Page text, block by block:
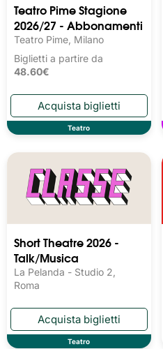
Teatro Pime Stagione
2026/27 - Abbonamenti
Teatro Pime, Milano
Biglietti a partire da
48.60€
Teatro
Short Theatre 2026 -
Talk/Musica
La Pelanda - Studio 2,
Roma
Teatro